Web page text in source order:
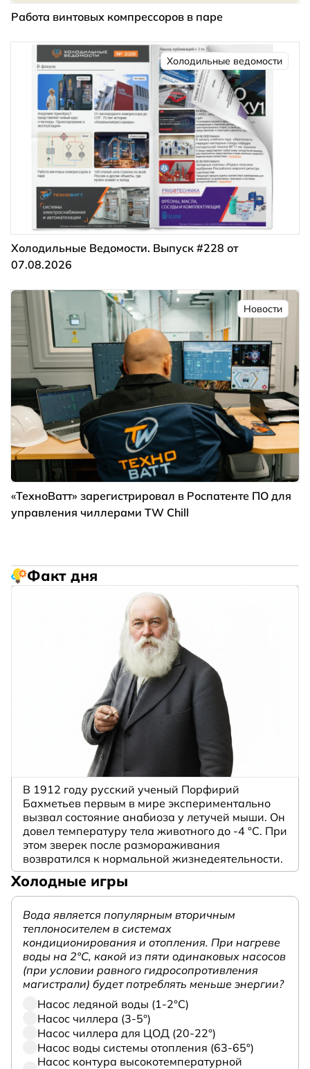
Работа винтовых компрессоров в паре
Холодильные ведомости
Холодильные Ведомости. Выпуск #228 от
07.08.2026
Новости
«ТехноВатт» зарегистрировал в Роспатенте ПО для
управления чиллерами TW Chill
Факт дня
В 1912 году русский ученый Порфирий
Бахметьев первым в мире экспериментально
вызвал состояние анабиоза у летучей мыши. Он
довел температуру тела животного до -4 °C. При
этом зверек после размораживания
возвратился к нормальной жизнедеятельности.
Холодные игры
Вода является популярным вторичным
теплоносителем в системах
кондиционирования и отопления. При нагреве
воды на 2°С, какой из пяти одинаковых насосов
(при условии равного гидросопротивления
магистрали) будет потреблять меньше энергии?
Насос ледяной воды (1-2°С)
Насос чиллера (3-5°)
Насос чиллера для ЦОД (20-22°)
Насос воды системы отопления (63-65°)
Насос контура высокотемпературной